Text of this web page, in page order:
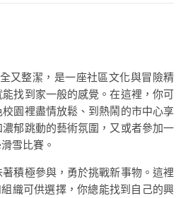
又整潔，是一座社區文化與冒險精
找到家一般的感覺。在這裡，你可
園裡盡情放鬆、到熱鬧的市中心享
郁跳動的藝術氛圍，又或者參加一
雪比賽。
積極參與，勇於挑戰新事物。這裡
織可供選擇，你總能找到自己的興